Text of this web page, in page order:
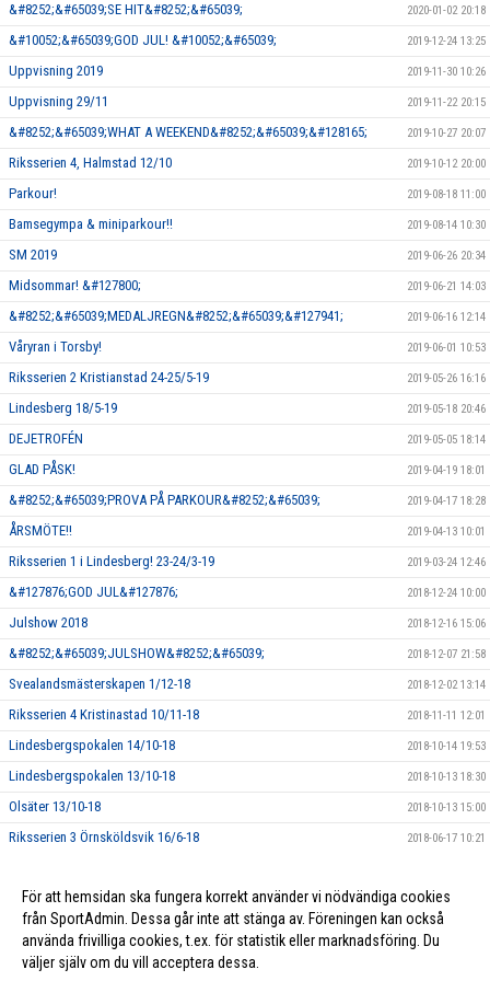
&#8252;&#65039;SE HIT&#8252;&#65039; 2020-01-02 20:18
&#10052;&#65039;GOD JUL! &#10052;&#65039; 2019-12-24 13:25
Uppvisning 2019 2019-11-30 10:26
Uppvisning 29/11 2019-11-22 20:15
&#8252;&#65039;WHAT A WEEKEND&#8252;&#65039;&#128165; 2019-10-27 20:07
Riksserien 4, Halmstad 12/10 2019-10-12 20:00
Parkour! 2019-08-18 11:00
Bamsegympa & miniparkour!! 2019-08-14 10:30
SM 2019 2019-06-26 20:34
Midsommar! &#127800; 2019-06-21 14:03
&#8252;&#65039;MEDALJREGN&#8252;&#65039;&#127941; 2019-06-16 12:14
Våryran i Torsby! 2019-06-01 10:53
Riksserien 2 Kristianstad 24-25/5-19 2019-05-26 16:16
Lindesberg 18/5-19 2019-05-18 20:46
DEJETROFÉN 2019-05-05 18:14
GLAD PÅSK! 2019-04-19 18:01
&#8252;&#65039;PROVA PÅ PARKOUR&#8252;&#65039; 2019-04-17 18:28
ÅRSMÖTE!! 2019-04-13 10:01
Riksserien 1 i Lindesberg! 23-24/3-19 2019-03-24 12:46
&#127876;GOD JUL&#127876; 2018-12-24 10:00
Julshow 2018 2018-12-16 15:06
&#8252;&#65039;JULSHOW&#8252;&#65039; 2018-12-07 21:58
Svealandsmästerskapen 1/12-18 2018-12-02 13:14
Riksserien 4 Kristinastad 10/11-18 2018-11-11 12:01
Lindesbergspokalen 14/10-18 2018-10-14 19:53
Lindesbergspokalen 13/10-18 2018-10-13 18:30
Olsäter 13/10-18 2018-10-13 15:00
Riksserien 3 Örnsköldsvik 16/6-18 2018-06-17 10:21
Profilkläder! 2018-03-09 10:17
För att hemsidan ska fungera korrekt använder vi nödvändiga cookies
från SportAdmin. Dessa går inte att stänga av. Föreningen kan också
använda frivilliga cookies, t.ex. för statistik eller marknadsföring. Du
väljer själv om du vill acceptera dessa.